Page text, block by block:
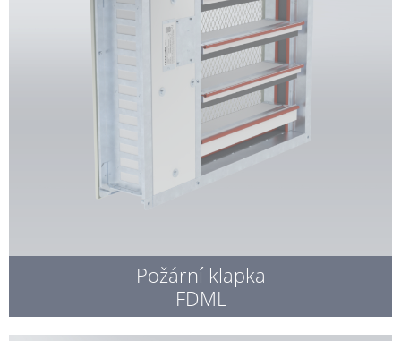
Požární klapka
FDML